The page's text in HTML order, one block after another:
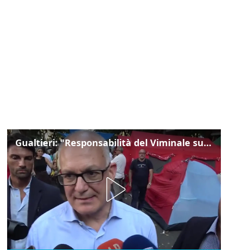
Gualtieri: "Responsabilità del Viminale su Spin Time? La posizione dei partiti è nota"